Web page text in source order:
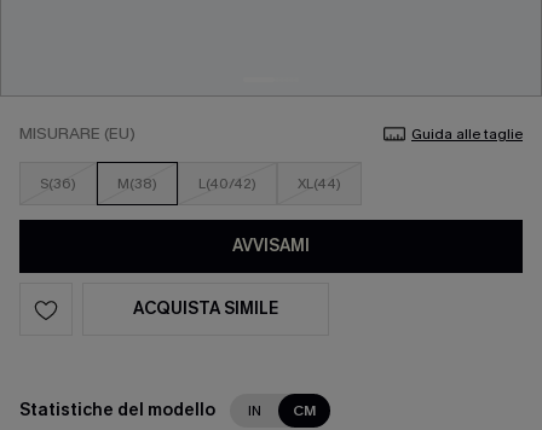
MISURARE (EU) Guida alle taglie
S(36) M(38) L(40/42) XL(44)
AVVISAMI
ACQUISTA SIMILE
Statistiche del modello IN CM